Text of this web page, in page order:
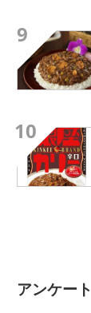
9
10
アンケート